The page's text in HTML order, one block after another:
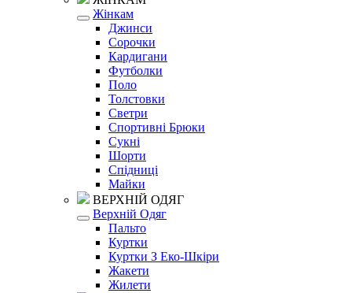
Жінкам
Джинси
Сорочки
Кардигани
Футболки
Поло
Толстовки
Светри
Спортивні Брюки
Сукні
Шорти
Спідниці
Майки
ВЕРХНІЙ ОДЯГ
Верхній Одяг
Пальто
Куртки
Куртки З Еко-Шкіри
Жакети
Жилети